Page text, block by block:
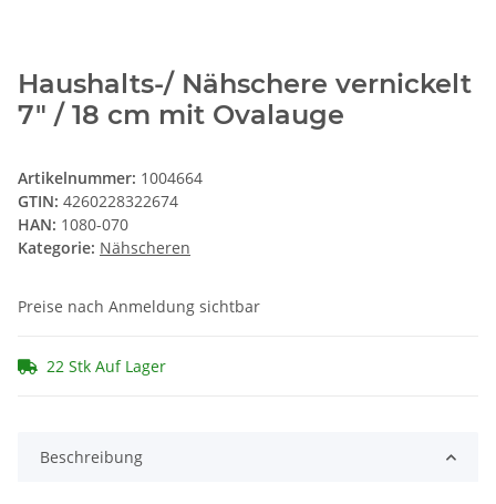
Haushalts-/ Nähschere vernickelt
7" / 18 cm mit Ovalauge
Artikelnummer: 1004664
GTIN: 4260228322674
HAN: 1080-070
Kategorie: Nähscheren
Preise nach Anmeldung sichtbar
22 Stk Auf Lager
Beschreibung